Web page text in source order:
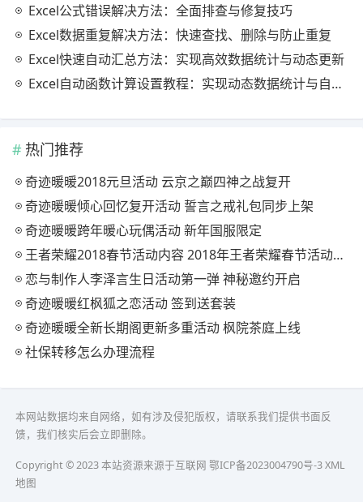
Excel公式错误解决方法：全面排查与修复技巧
Excel数据重复解决方法：快速查找、删除与防止重复
Excel快速自动汇总方法：实现高效数据统计与动态更新
Excel自动函数计算设置教程：实现动态数据统计与自动更新
热门推荐
奇迹暖暖2018元旦活动 云京之巅四神之战复开
奇迹暖暖倾心回忆复开活动 誓言之戒礼包同步上架
奇迹暖暖跨年暖心玩偶活动 新年国服限定
王者荣耀2018春节活动内容 2018年王者荣耀春节活动大全
恋与制作人李泽言生日活动第一弹 神秘邀约开启
奇迹暖暖红枫狐之恋活动 签到送套装
奇迹暖暖全新长期阁更新多重活动 枫院茶庭上线
社保转移怎么办理流程
本网站数据均来自网络，如有涉及侵犯版权，请联系我们提供书面反
馈，我们核实后会立即删除。
Copyright © 2023 本站资源来源于互联网 鄂ICP备2023004790号-3XML
地图